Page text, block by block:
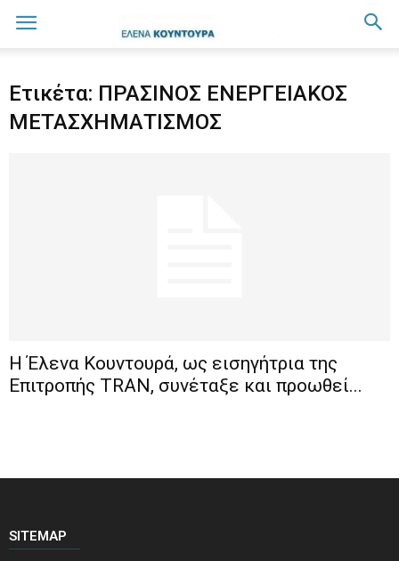
Ετικέτα: ΠΡΑΣΙΝΟΣ ΕΝΕΡΓΕΙΑΚΟΣ
ΜΕΤΑΣΧΗΜΑΤΙΣΜΟΣ
Η Έλενα Κουντουρά, ως εισηγήτρια της
Επιτροπής TRAN, συνέταξε και προωθεί...
SITEMAP